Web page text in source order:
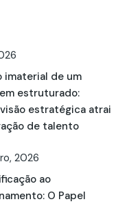
imaterial de um
estruturado:
estratégica atrai
de talento
2026
ao
O Papel